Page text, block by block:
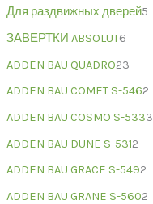
Для раздвижных дверей5
ЗАВЕРТКИ ABSOLUT6
ADDEN BAU QUADRO23
ADDEN BAU COMET S-5462
ADDEN BAU COSMO S-5333
ADDEN BAU DUNE S-5312
ADDEN BAU GRACE S-5492
ADDEN BAU GRANE S-5602